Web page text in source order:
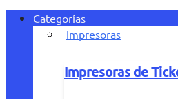
Categorías
Impresoras
Impresoras de